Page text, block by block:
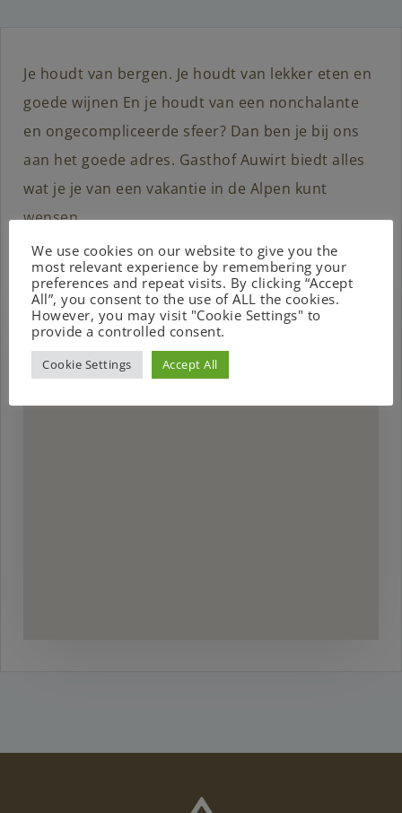
Je houdt van bergen. Je houdt van lekker eten en
goede wijnen En je houdt van een nonchalante
en ongecompliceerde sfeer? Dan ben je bij ons
aan het goede adres. Gasthof Auwirt biedt alles
wat je je van een vakantie in de Alpen kunt
wensen.
We use cookies on our website to give you the
most relevant experience by remembering your
preferences and repeat visits. By clicking “Accept
All”, you consent to the use of ALL the cookies.
However, you may visit "Cookie Settings" to
provide a controlled consent.
Cookie Settings Accept All